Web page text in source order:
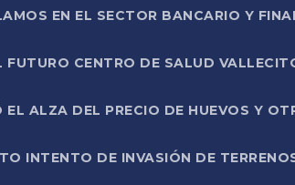
EN EL SECTOR BANCARIO Y
CENTRO DE SALUD
ALZA DEL PRECIO DE HUEVOS Y
INTENTO DE INVASIÓN DE